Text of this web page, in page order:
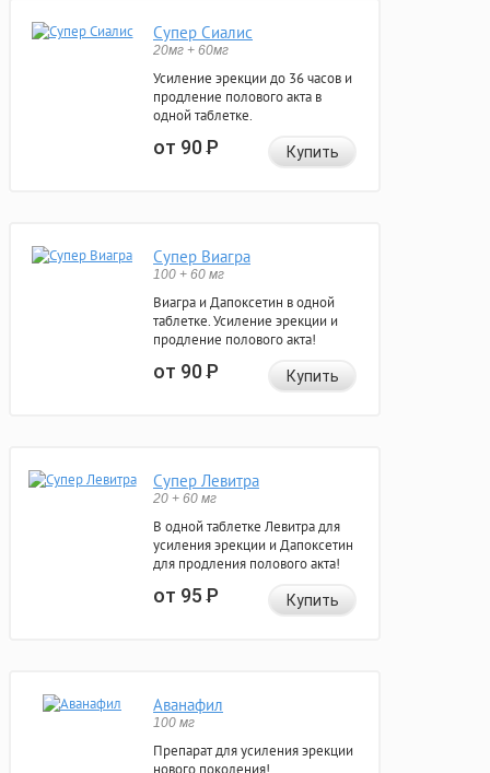
Супер Сиалис
20мг + 60мг
Усиление эрекции до 36 часов и
продление полового акта в
одной таблетке.
от 90Р Купить
Супер Виагра
100 + 60 мг
Виагра и Дапоксетин в одной
таблетке. Усиление эрекции и
продление полового акта!
от 90Р Купить
Супер Левитра
20 + 60 мг
В одной таблетке Левитра для
усиления эрекции и Дапоксетин
для продления полового акта!
от 95Р Купить
Аванафил
100 мг
Препарат для усиления эрекции